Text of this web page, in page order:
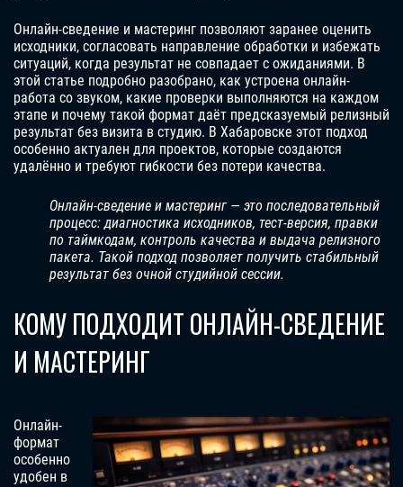
Онлайн-сведение и мастеринг позволяют заранее оценить
исходники, согласовать направление обработки и избежать
ситуаций, когда результат не совпадает с ожиданиями. В
этой статье подробно разобрано, как устроена онлайн-
работа со звуком, какие проверки выполняются на каждом
этапе и почему такой формат даёт предсказуемый релизный
результат без визита в студию. В Хабаровске этот подход
особенно актуален для проектов, которые создаются
удалённо и требуют гибкости без потери качества.
Онлайн-сведение и мастеринг — это последовательный
процесс: диагностика исходников, тест-версия, правки
по таймкодам, контроль качества и выдача релизного
пакета. Такой подход позволяет получить стабильный
результат без очной студийной сессии.
КОМУ ПОДХОДИТ ОНЛАЙН-СВЕДЕНИЕ
И МАСТЕРИНГ
Онлайн-
формат
особенно
удобен в